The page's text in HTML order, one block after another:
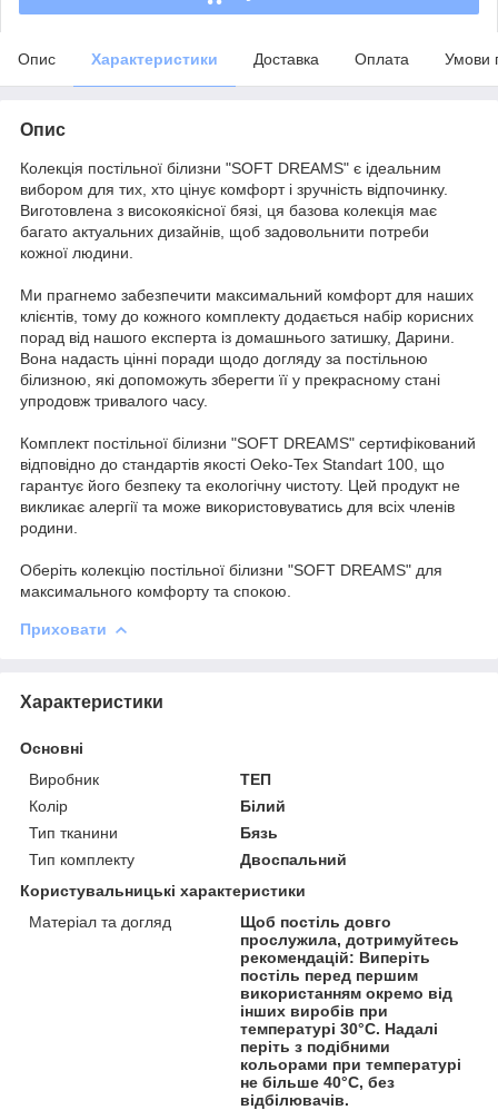
Опис Характеристики Доставка Оплата Умови
Опис
Колекція постільної білизни "SOFT DREAMS" є ідеальним
вибором для тих, хто цінує комфорт і зручність відпочинку.
Виготовлена з високоякісної бязі, ця базова колекція має
багато актуальних дизайнів, щоб задовольнити потреби
кожної людини.
Ми прагнемо забезпечити максимальний комфорт для наших
клієнтів, тому до кожного комплекту додається набір корисних
порад від нашого експерта із домашнього затишку, Дарини.
Вона надасть цінні поради щодо догляду за постільною
білизною, які допоможуть зберегти її у прекрасному стані
упродовж тривалого часу.
Комплект постільної білизни "SOFT DREAMS" сертифікований
відповідно до стандартів якості Oeko-Tex Standart 100, що
гарантує його безпеку та екологічну чистоту. Цей продукт не
викликає алергії та може використовуватись для всіх членів
родини.
Оберіть колекцію постільної білизни "SOFT DREAMS" для
максимального комфорту та спокою.
Приховати
Характеристики
Основні
Виробник
ТЕП
Колір
Білий
Тип тканини
Бязь
Тип комплекту
Двоспальний
Користувальницькі характеристики
Матеріал та догляд
Щоб постіль довго
прослужила, дотримуйтесь
рекомендацій: Виперіть
постіль перед першим
використанням окремо від
інших виробів при
температурі 30°С. Надалі
періть з подібними
кольорами при температурі
не більше 40°С, без
відбілювачів.